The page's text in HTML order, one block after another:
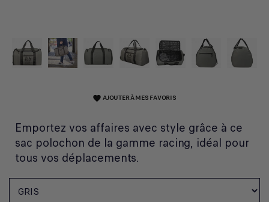
favorite AJOUTER À MES FAVORIS
Emportez vos affaires avec style grâce à ce
sac polochon de la gamme racing, idéal pour
tous vos déplacements.